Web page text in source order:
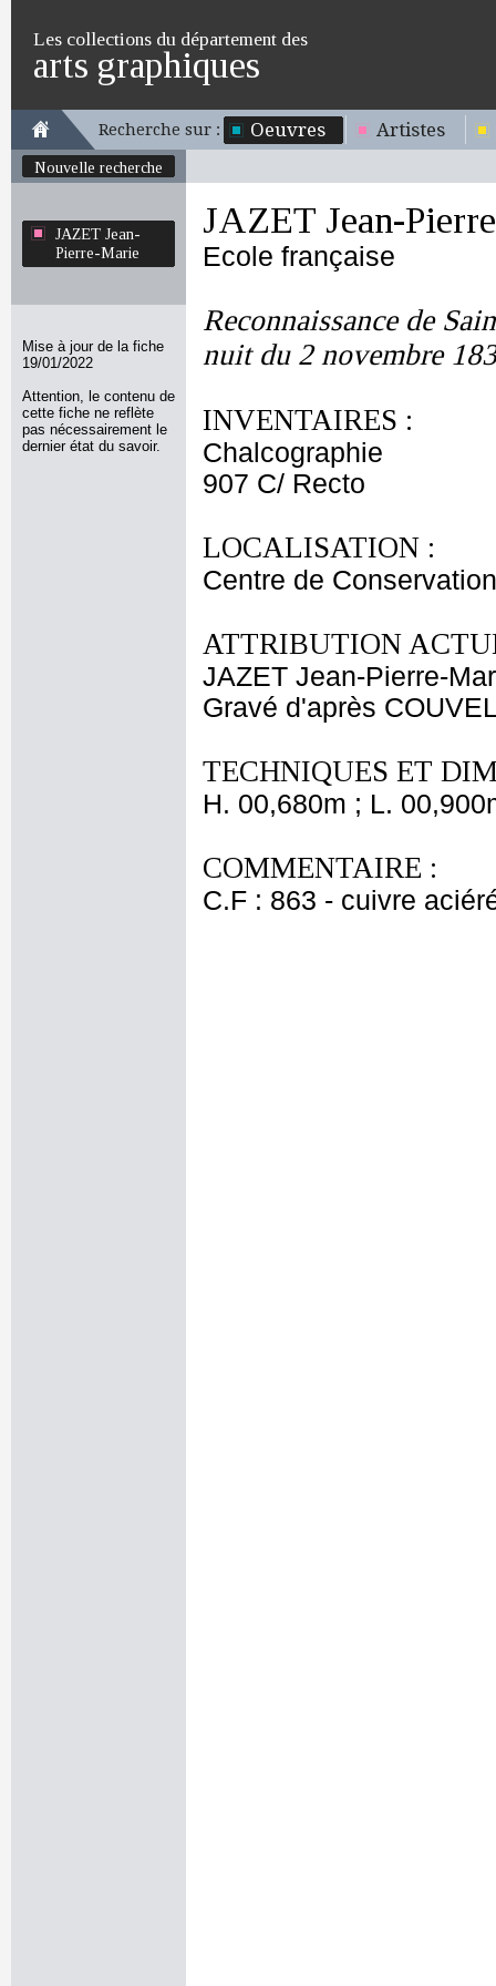
Les collections du département des
arts graphiques
Recherche sur : Oeuvres Artistes
Nouvelle recherche
JAZET Jean-
Pierre-Marie
Mise à jour de la fiche
19/01/2022
Attention, le contenu de
cette fiche ne reflète
pas nécessairement le
dernier état du savoir.
JAZET Jean-
Ecole française
Reconnaissance de
nuit du 2 novembre
INVENTAIRES :
Chalcographie
907 C/ Recto
LOCALISATION :
Centre de
ATTRIBUTION
JAZET Jean-Pierre-
Gravé d'après
TECHNIQUES ET
H. 00,680m ; L.
COMMENTAIRE :
C.F : 863 - cuivre